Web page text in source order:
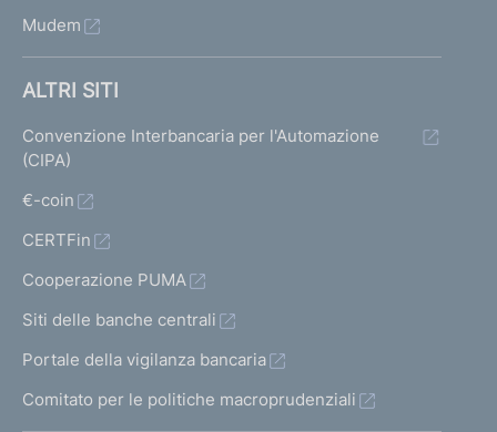
Mudem
ALTRI SITI
Convenzione Interbancaria per l'Automazione
(CIPA)
€-coin
CERTFin
Cooperazione PUMA
Siti delle banche centrali
Portale della vigilanza bancaria
Comitato per le politiche macroprudenziali